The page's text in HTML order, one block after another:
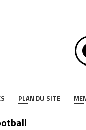
PLAN DU SITE